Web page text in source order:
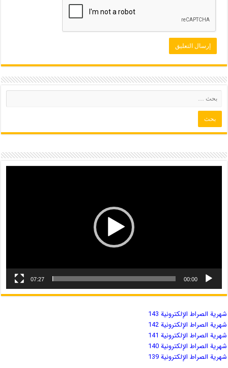
00:00
07:27
شهریة الصراط الإلكترونية 143
شهریة الصراط الإلكترونية 142
شهریة الصراط الإلكترونية 141
شهریة الصراط الإلكترونية 140
شهریة الصراط الإلكترونية 139